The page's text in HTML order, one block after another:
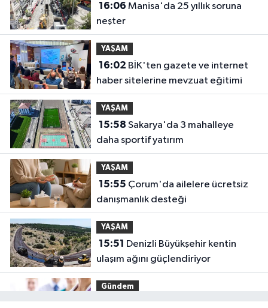
16:06
neşter
YAŞAM
16:02
haber sitelerine mevzuat eğitimi
YAŞAM
15:58
daha sportif yatırım
YAŞAM
15:55
danışmanlık desteği
YAŞAM
15:51
ulaşım ağını güçlendiriyor
Gündem